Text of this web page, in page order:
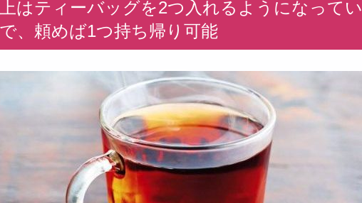
上はティーバッグを2つ入れるようになって
で、頼めば1つ持ち帰り可能